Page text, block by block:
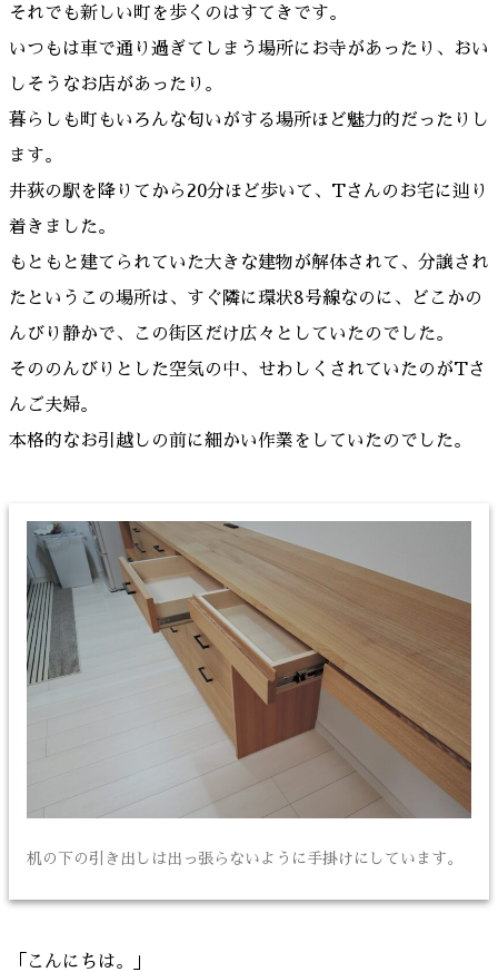
それでも新しい町を歩くのはすてきです。
いつもは車で通り過ぎてしまう場所にお寺があったり、おい
しそうなお店があったり。
暮らしも町もいろんな匂いがする場所ほど魅力的だったりし
ます。
井荻の駅を降りてから20分ほど歩いて、Tさんのお宅に辿り
着きました。
もともと建てられていた大きな建物が解体されて、分譲され
たというこの場所は、すぐ隣に環状8号線なのに、どこかの
んびり静かで、この街区だけ広々としていたのでした。
そののんびりとした空気の中、せわしくされていたのがTさ
んご夫婦。
本格的なお引越しの前に細かい作業をしていたのでした。
机の下の引き出しは出っ張らないように手掛けにしています。
「こんにちは。」